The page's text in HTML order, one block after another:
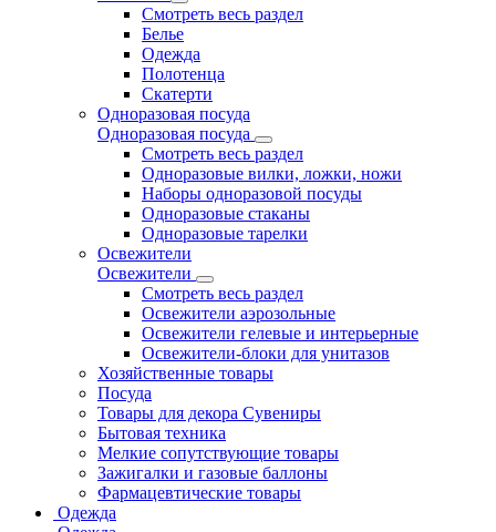
Смотреть весь раздел
Белье
Одежда
Полотенца
Скатерти
Одноразовая посуда
Одноразовая посуда
Смотреть весь раздел
Одноразовые вилки, ложки, ножи
Наборы одноразовой посуды
Одноразовые стаканы
Одноразовые тарелки
Освежители
Освежители
Смотреть весь раздел
Освежители аэрозольные
Освежители гелевые и интерьерные
Освежители-блоки для унитазов
Хозяйственные товары
Посуда
Товары для декора Сувениры
Бытовая техника
Мелкие сопутствующие товары
Зажигалки и газовые баллоны
Фармацевтические товары
Одежда